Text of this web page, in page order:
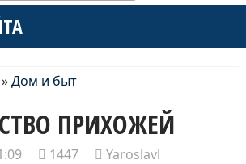
»Дом и быт
ПРИХОЖЕЙ
1447 Yaroslavl